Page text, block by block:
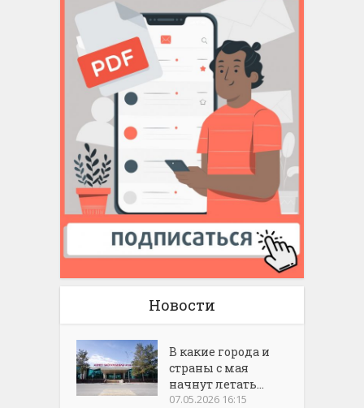
Новости
В какие города и
страны с мая
начнут летать...
07.05.2026 16:15